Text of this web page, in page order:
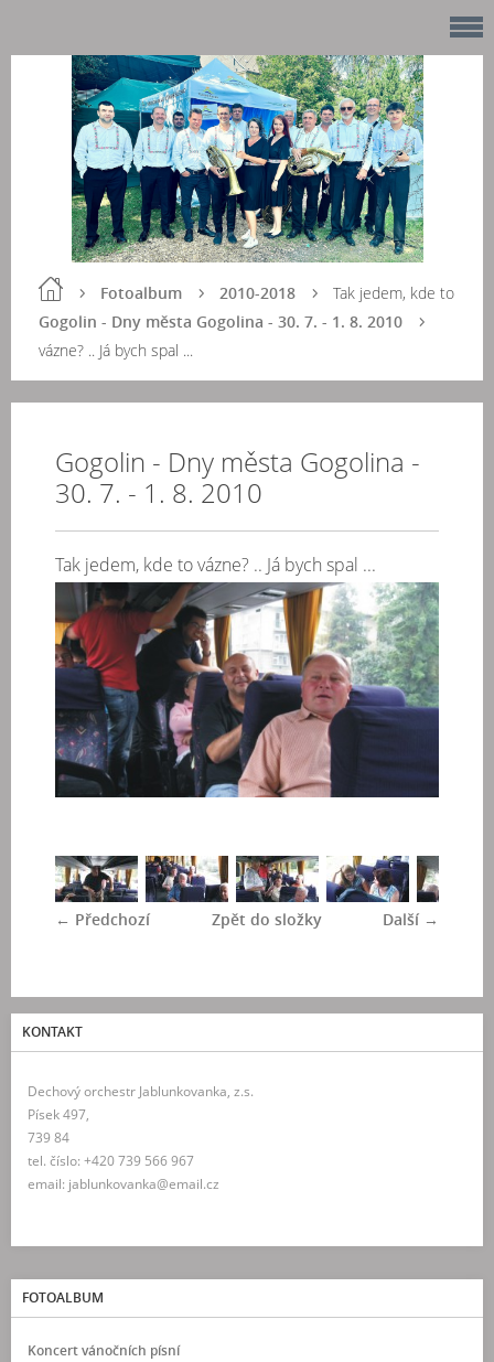
Fotoalbum
2010-2018
Gogolin - Dny města Gogolina - 30. 7. - 1. 8. 2010
Tak jedem, kde to
vázne? .. Já bych spal ...
Gogolin - Dny města Gogolina -
30. 7. - 1. 8. 2010
Tak jedem, kde to vázne? .. Já bych spal ...
← Předchozí Další →
Zpět do složky
KONTAKT
Dechový orchestr Jablunkovanka, z.s.
Písek 497,
739 84
tel. číslo: +420 739 566 967
email: jablunkovanka@email.cz
FOTOALBUM
Koncert vánočních písní